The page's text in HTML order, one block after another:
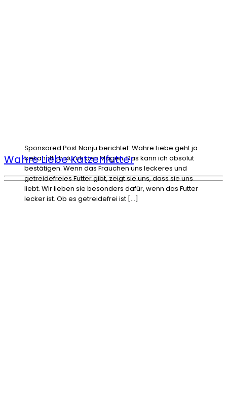
Sponsored Post Nanju berichtet: Wahre Liebe geht ja
bekanntlich durch den Magen. Das kann ich absolut
bestätigen. Wenn das Frauchen uns leckeres und
getreidefreies Futter gibt, zeigt sie uns, dass sie uns
liebt. Wir lieben sie besonders dafür, wenn das Futter
lecker ist. Ob es getreidefrei ist […]
Wahre Liebe Katzenfutter